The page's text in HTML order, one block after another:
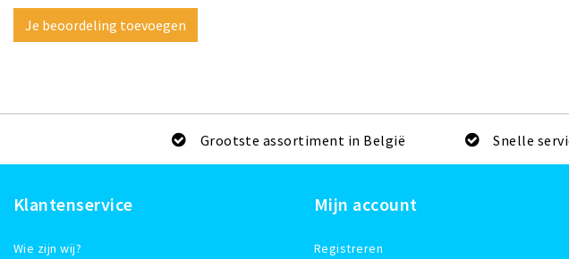
Je beoordeling toevoegen
Grootste assortiment in België Snelle
Klantenservice
Wie zijn wij?
Mijn account
Registreren